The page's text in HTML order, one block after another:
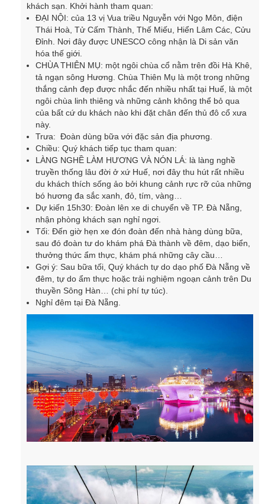
khách sạn. Khởi hành tham quan:
ĐẠI NỘI: của 13 vị Vua triều Nguyễn với Ngọ Môn, điện
Thái Hoà, Tử Cấm Thành, Thế Miếu, Hiển Lâm Các, Cửu
Đỉnh. Nơi đây được UNESCO công nhận là Di sản văn
hóa thế giới.
CHÙA THIÊN MỤ: một ngôi chùa cổ nằm trên đồi Hà Khê,
tả ngạn sông Hương. Chùa Thiên Mụ là một trong những
thắng cảnh đẹp được nhắc đến nhiều nhất tại Huế, là một
ngôi chùa linh thiêng và những cảnh không thể bỏ qua
của bất cứ du khách nào khi đặt chân đến thủ đô cổ xưa
này.
Trưa: Đoàn dùng bữa với đặc sản địa phương.
Chiều: Quý khách tiếp tục tham quan:
LÀNG NGHỀ LÀM HƯƠNG VÀ NÓN LÁ: là làng nghề
truyền thống lâu đời ở xứ Huế, nơi đây thu hút rất nhiều
du khách thích sống ảo bởi khung cảnh rực rỡ của những
bó hương đa sắc xanh, đỏ, tím, vàng…
Dự kiến 15h30: Đoàn lên xe di chuyển về TP. Đà Nẵng,
nhận phòng khách sạn nghỉ ngơi.
Tối: Đến giờ hẹn xe đón đoàn đến nhà hàng dùng bữa,
sau đó đoàn tư do khám phá Đà thành về đêm, dạo biển,
thưởng thức ẩm thực, khám phá những cây cầu…
Gợi ý: Sau bữa tối, Quý khách tự do dạo phố Đà Nẵng về
đêm, tự do ẩm thực hoặc trải nghiệm ngoạn cảnh trên Du
thuyền Sông Hàn… (chi phí tự túc).
Nghỉ đêm tại Đà Nẵng.